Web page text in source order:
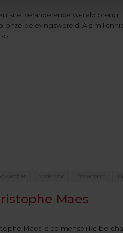
snel veranderende wereld brengt
onze belevingswereld. Als
Moderator Presentator
Maes
Maes is de menselijke